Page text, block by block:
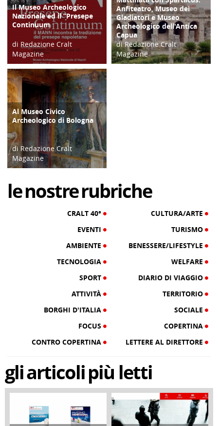
CULTURA/ARTE
Il Museo Archeologico
Nazionale ed il “Presepe
Continuum
di Redazione Cralt
Magazine
28/01/19
Anfiteatro, Museo dei
Gladiatori e Museo
Archeologico dell'Antica
Capua
di Redazione Cralt
Magazine
CULTURA/ARTE
Al Museo Civico
Archeologico di Bologna
di Redazione Cralt
Magazine
lenostrerubriche
CRALT 40°
CULTURA/ARTE
EVENTI
TURISMO
AMBIENTE
BENESSERE/LIFESTYLE
TECNOLOGIA
WELFARE
SPORT
DIARIO DI VIAGGIO
ATTIVITÀ
TERRITORIO
BORGHI D'ITALIA
SOCIALE
FOCUS
COPERTINA
CONTRO COPERTINA
LETTERE AL DIRETTORE
gliarticolipiù letti